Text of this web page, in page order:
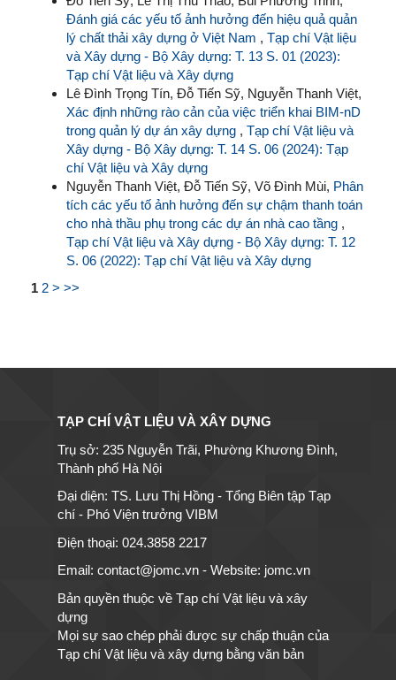
Đánh giá các yếu tố ảnh hưởng đến hiệu quả quản
lý chất thải xây dựng ở Việt Nam , Tạp chí Vật liệu
và Xây dựng - Bộ Xây dựng: T. 13 S. 01 (2023):
Tạp chí Vật liệu và Xây dựng
Lê Đình Trọng Tín, Đỗ Tiến Sỹ, Nguyễn Thanh Việt,
Xác định những rào cản của việc triển khai BIM-nD
trong quản lý dự án xây dựng , Tạp chí Vật liệu và
Xây dựng - Bộ Xây dựng: T. 14 S. 06 (2024): Tạp
chí Vật liệu và Xây dựng
Nguyễn Thanh Việt, Đỗ Tiến Sỹ, Võ Đình Mùi, Phân
tích các yếu tố ảnh hưởng đến sự chậm thanh toán
cho nhà thầu phụ trong các dự án nhà cao tầng ,
Tạp chí Vật liệu và Xây dựng - Bộ Xây dựng: T. 12
S. 06 (2022): Tạp chí Vật liệu và Xây dựng
1 2 > >>
TẠP CHÍ VẬT LIỆU VÀ XÂY DỰNG
Trụ sở: 235 Nguyễn Trãi, Phường Khương Đình,
Thành phố Hà Nội
Đại diện: TS. Lưu Thị Hồng - Tổng Biên tập Tạp
chí - Phó Viện trưởng VIBM
Điện thoại: 024.3858 2217
Email: contact@jomc.vn - Website: jomc.vn
Bản quyền thuộc về Tạp chí Vật liệu và xây
dựng
Mọi sự sao chép phải được sự chấp thuận của
Tạp chí Vật liệu và xây dựng bằng văn bản